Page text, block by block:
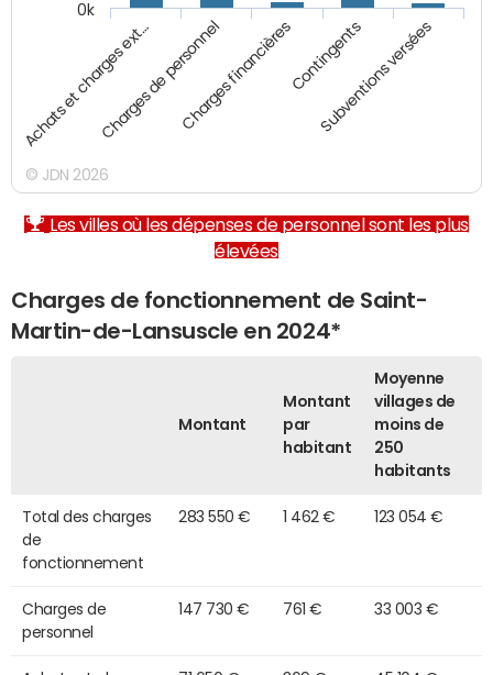
Achats et charges ext…Charges de personnelCharges financièresContingents
Subventions versées
0k
© JDN 2026
Les villes où les dépenses de personnel sont les plus
élevées
Charges de fonctionnement de Saint-
Martin-de-Lansuscle en 2024*
Montant
Montant
par
habitant
Moyenne
villages de
moins de
250
habitants
Total des charges
de
fonctionnement
283 550 € 1 462 € 123 054 €
Charges de
personnel
147 730 € 761 € 33 003 €